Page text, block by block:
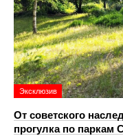
Эксклюзив
От советского
прогулка по паркам